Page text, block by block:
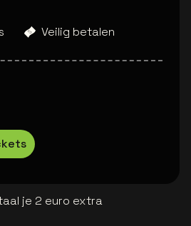
Veilig betalen
je 2 euro extra